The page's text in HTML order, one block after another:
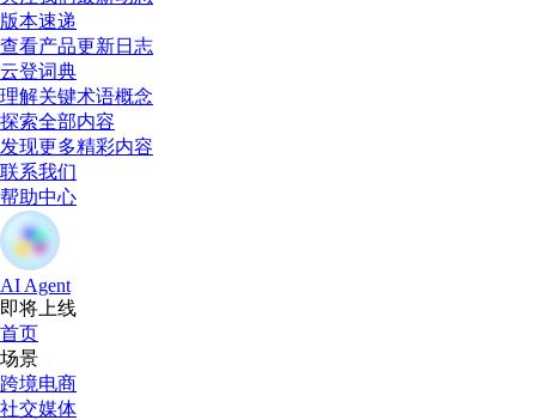
版本速递
查看产品更新日志
云登词典
理解关键术语概念
探索全部内容
发现更多精彩内容
联系我们
帮助中心
AI Agent
即将上线
首页
场景
跨境电商
社交媒体